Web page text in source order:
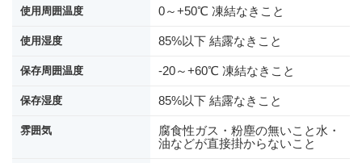
使用周囲温度 0～+50℃ 凍結なきこと
使用湿度 85%以下 結露なきこと
保存周囲温度 -20～+60℃ 凍結なきこと
保存湿度 85%以下 結露なきこと
雰囲気
腐食性ガス・粉塵の無いこと水・
油などが直接掛からないこと